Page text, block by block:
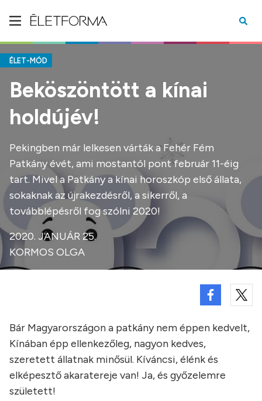
ÉLET-MÓD
Beköszöntött a kínai
holdújév!
Pekingben már lelkesen várták a Fehér Fém
Patkány évét, ami mostantól pont február 11-éig
tart. Mivel a Patkány a kínai horoszkóp első állata,
sokaknak az újrakezdésről, a sikerről, a
továbblépésről fog szólni 2020!
2020. JANUÁR 25.
KORMOS OLGA
Bár Magyarországon a patkány nem éppen kedvelt,
Kínában épp ellenkezőleg, nagyon kedves,
szeretett állatnak minősül. Kíváncsi, élénk és
elképesztő akaratereje van! Ja, és győzelemre
született!